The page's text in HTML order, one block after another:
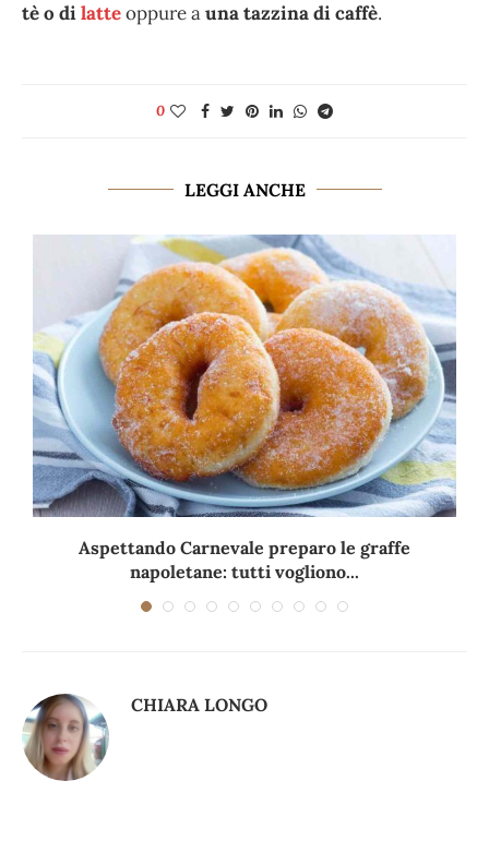
tè o dilatteoppure auna tazzina di caffè.
0
LEGGI ANCHE
Aspettando Carnevale preparo le graffe
napoletane: tutti vogliono...
CHIARA LONGO